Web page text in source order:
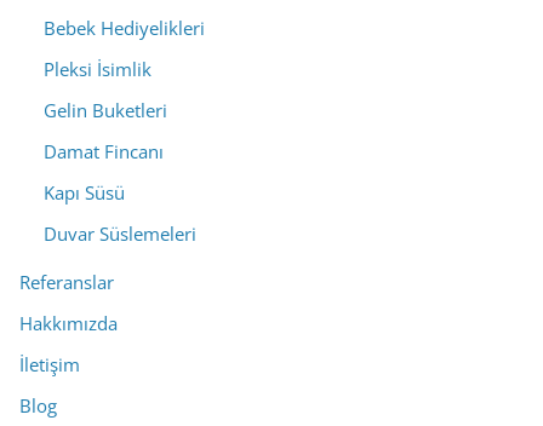
Bebek Hediyelikleri
Pleksi İsimlik
Gelin Buketleri
Damat Fincanı
Kapı Süsü
Duvar Süslemeleri
Referanslar
Hakkımızda
İletişim
Blog